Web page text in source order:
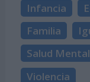
Infancia
Familia
Salud Mental
Violencia